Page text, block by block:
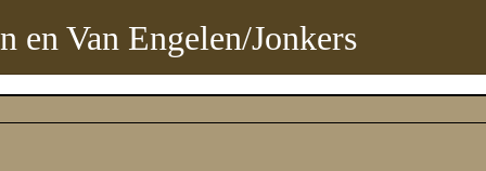
en Van Engelen/Jonkers